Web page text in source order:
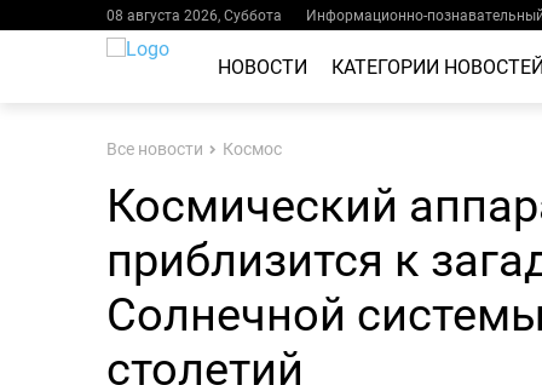
08 августа 2026, Суббота Информационно-
НОВОСТИ КАТЕГОРИИ
Все новости Космос
Космический
приблизится к
Солнечной
столетий